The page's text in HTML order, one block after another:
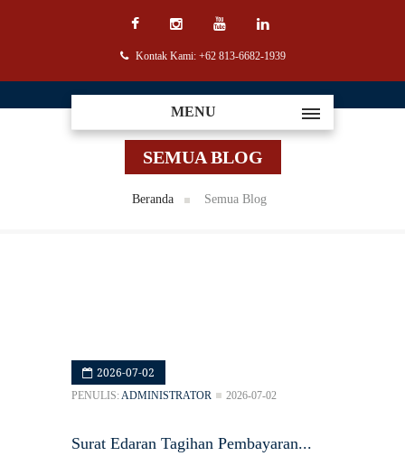
Kontak Kami: +62 813-6682-1939
MENU
SEMUA BLOG
Beranda Semua Blog
2026-07-02
PENULIS:ADMINISTRATOR 2026-07-02
Surat Edaran Tagihan Pembayaran...